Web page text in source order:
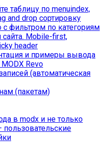
таблицу по menuindex,
and drop сортировку
фильтром по категориям
Mobile-first,
header
и примеры вывода
Revo
(автоматическая
(пакетам)
в modx и не только
пользовательские